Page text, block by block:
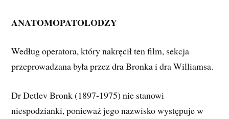
ANATOMOPATOLODZY
Według operatora, który nakręcił ten film, sekcja
przeprowadzana była przez dra Bronka i dra Williamsa.
Dr Detlev Bronk (1897-1975) nie stanowi
niespodzianki, ponieważ jego nazwisko występuje w